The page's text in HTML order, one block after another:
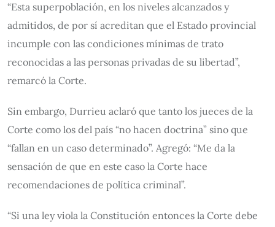
“Esta superpoblación, en los niveles alcanzados y
admitidos, de por sí acreditan que el Estado provincial
incumple con las condiciones mínimas de trato
reconocidas a las personas privadas de su libertad”,
remarcó la Corte.
Sin embargo, Durrieu aclaró que tanto los jueces de la
Corte como los del país “no hacen doctrina” sino que
“fallan en un caso determinado”. Agregó: “Me da la
sensación de que en este caso la Corte hace
recomendaciones de política criminal”.
“Si una ley viola la Constitución entonces la Corte debe